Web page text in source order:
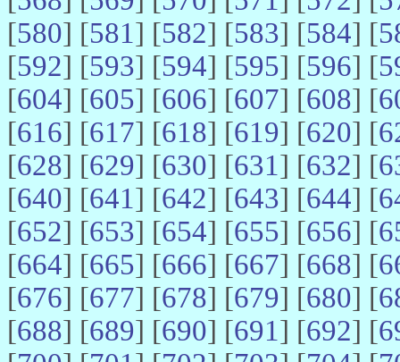
[580] [581] [582] [583] [584] [
[592] [593] [594] [595] [596] [
[604] [605] [606] [607] [608] [
[616] [617] [618] [619] [620] [
[628] [629] [630] [631] [632] [
[640] [641] [642] [643] [644] [
[652] [653] [654] [655] [656] [
[664] [665] [666] [667] [668] [
[676] [677] [678] [679] [680] [
[688] [689] [690] [691] [692] [